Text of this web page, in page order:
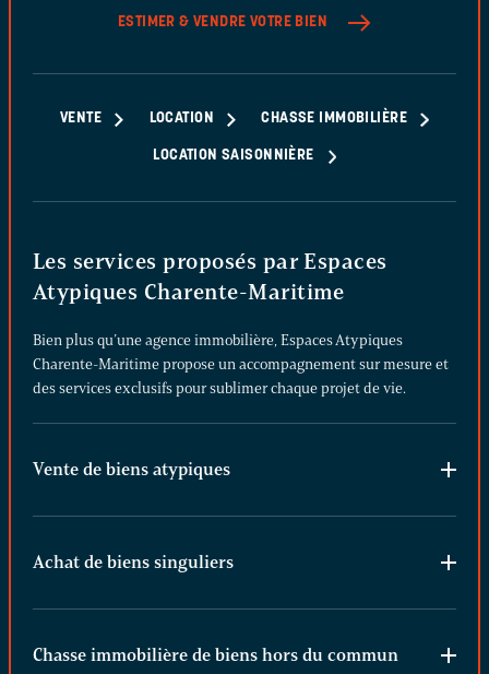
ESTIMER & VENDRE VOTRE BIEN
VENTE LOCATION CHASSE IMMOBILIÈRE
LOCATION SAISONNIÈRE
Les services proposés par Espaces
Atypiques Charente-Maritime
Bien plus qu’une agence immobilière, Espaces Atypiques
Charente-Maritime propose un accompagnement sur mesure et
des services exclusifs pour sublimer chaque projet de vie.
Vente de biens atypiques
Achat de biens singuliers
Chasse immobilière de biens hors du commun